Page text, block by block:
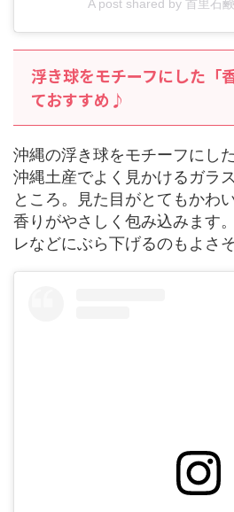
A post shared by 首里石
浮き球をモチーフにした「
ておすすめ♪
沖縄の浮き球をモチーフにし
沖縄土産でよく見かけるガラ
ところ。見た目がとてもかわ
香りがやさしく包み込みます
レなどにぶら下げるのもよさ